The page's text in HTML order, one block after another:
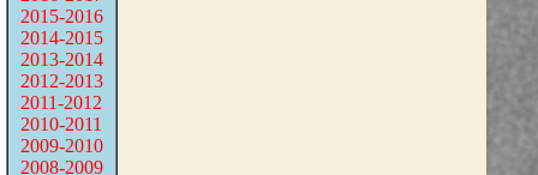
2015-2016
2014-2015
2013-2014
2012-2013
2011-2012
2010-2011
2009-2010
2008-2009